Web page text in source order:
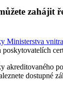
zahájit
Ministerstva vnitra
akreditovaného
dostupné